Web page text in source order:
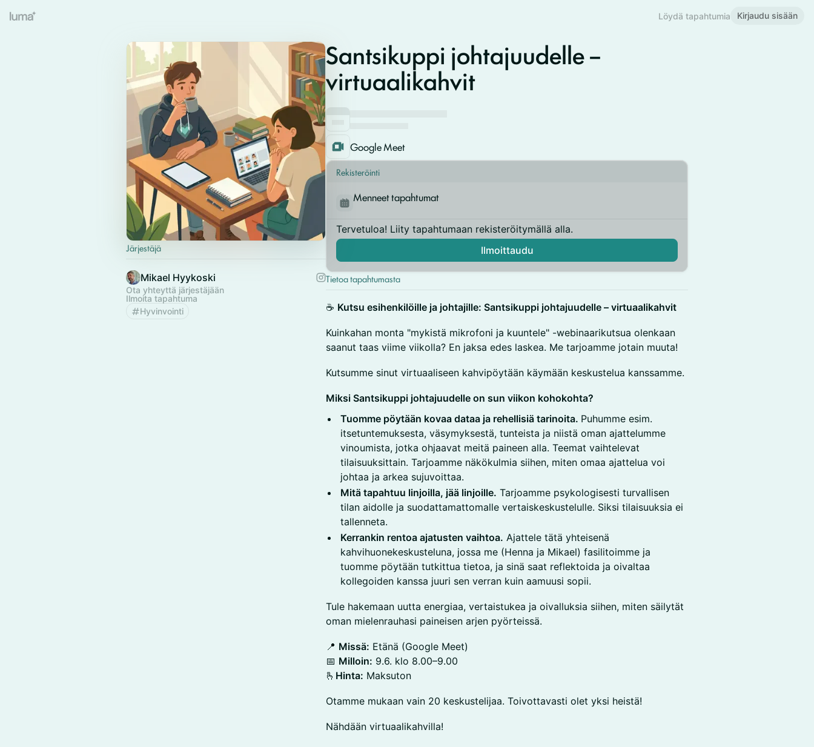
Löydä tapahtumia Kirjaudu sisään
Järjestäjä
Mikael Hyykoski
Ota yhteyttä järjestäjään
Ilmoita tapahtuma
Hyvinvointi
Santsikuppi johtajuudelle –
virtuaalikahvit
Google Meet
Rekisteröinti
Menneet tapahtumat
Tervetuloa! Liity tapahtumaan rekisteröitymällä alla.
Ilmoittaudu
Tietoa tapahtumasta
☕ Kutsu esihenkilöille ja johtajille: Santsikuppi johtajuudelle – virtuaalikahvit
Kuinkahan monta "mykistä mikrofoni ja kuuntele" -webinaarikutsua olenkaan
saanut taas viime viikolla? En jaksa edes laskea. Me tarjoamme jotain muuta!
Kutsumme sinut virtuaaliseen kahvipöytään käymään keskustelua kanssamme.
Miksi Santsikuppi johtajuudelle on sun viikon kohokohta?
Tuomme pöytään kovaa dataa ja rehellisiä tarinoita. Puhumme esim.
itsetuntemuksesta, väsymyksestä, tunteista ja niistä oman ajattelumme
vinoumista, jotka ohjaavat meitä paineen alla. Teemat vaihtelevat
tilaisuuksittain. Tarjoamme näkökulmia siihen, miten omaa ajattelua voi
johtaa ja arkea sujuvoittaa.
Mitä tapahtuu linjoilla, jää linjoille. Tarjoamme psykologisesti turvallisen
tilan aidolle ja suodattamattomalle vertaiskeskustelulle. Siksi tilaisuuksia ei
tallenneta.
Kerrankin rentoa ajatusten vaihtoa. Ajattele tätä yhteisenä
kahvihuonekeskusteluna, jossa me (Henna ja Mikael) fasilitoimme ja
tuomme pöytään tutkittua tietoa, ja sinä saat reflektoida ja oivaltaa
kollegoiden kanssa juuri sen verran kuin aamuusi sopii.
Tule hakemaan uutta energiaa, vertaistukea ja oivalluksia siihen, miten säilytät
oman mielenrauhasi paineisen arjen pyörteissä.
📍 Missä: Etänä (Google Meet)
📅 Milloin: 9.6. klo 8.00–9.00
🫰 Hinta: Maksuton
Otamme mukaan vain 20 keskustelijaa. Toivottavasti olet yksi heistä!
Nähdään virtuaalikahvilla!